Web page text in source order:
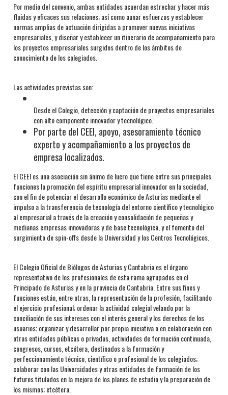
Por medio del convenio, ambas entidades acuerdan estrechar y hacer más
fluidas y eficaces sus relaciones; así como aunar esfuerzos y establecer
normas amplias de actuación dirigidas a promover nuevas iniciativas
empresariales, y diseñar y establecer un itinerario de acompañamiento para
los proyectos empresariales surgidos dentro de los ámbitos de
conocimiento de los colegiados.
Las actividades previstas son:
Desde el Colegio, detección y captación de proyectos empresariales
con alto componente innovador y tecnológico.
Por parte del CEEI, apoyo, asesoramiento técnico
experto y acompañamiento a los proyectos de
empresa localizados.
El CEEI es una asociación sin ánimo de lucro que tiene entre sus principales
funciones la promoción del espíritu empresarial innovador en la sociedad,
con el fin de potenciar el desarrollo económico de Asturias mediante el
impulso a la transferencia de tecnología del entorno científico y tecnológico
al empresarial a través de la creación y consolidación de pequeñas y
medianas empresas innovadoras y de base tecnológica, y el fomento del
surgimiento de spin-offs desde la Universidad y los Centros Tecnológicos.
El Colegio Oficial de Biólogos de Asturias y Cantabria es el órgano
representativo de los profesionales de esta rama agrupados en el
Principado de Asturias y en la provincia de Cantabria. Entre sus fines y
funciones están, entre otras, la representación de la profesión, facilitando
el ejercicio profesional; ordenar la actividad colegial velando por la
conciliación de sus intereses con el interés general y los derechos de los
usuarios; organizar y desarrollar por propia iniciativa o en colaboración con
otras entidades públicas o privadas, actividades de formación continuada,
congresos, cursos, etcétera, destinados a la formación y
perfeccionamiento técnico, científico o profesional de los colegiados;
colaborar con las Universidades y otras entidades de formación de los
futuros titulados en la mejora de los planes de estudio y la preparación de
los mismos; etcétera.